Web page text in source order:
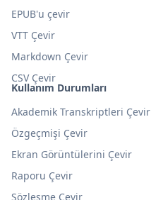
Kullanım Durumları
Akademik Transkriptleri Çevir
Özgeçmişi Çevir
Ekran Görüntülerini Çevir
Raporu Çevir
Sözleşme Çevir
EPUB'u çevir
VTT Çevir
Markdown Çevir
CSV Çevir